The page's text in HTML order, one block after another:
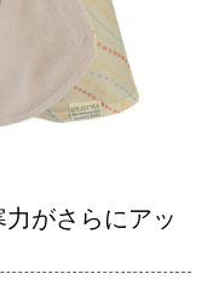
がさらにアッ